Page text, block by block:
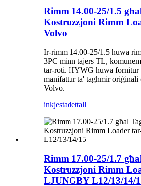
Rimm 14.00-25/1.5
Kostruzzjoni Rimm
Volvo
Ir-rimm 14.00-25/1.5 huwa
3PC minn tajers TL,
tar-roti. HYWG huwa fornitur
manifattur ta' tagħmir oriġinali
Volvo.
inkjestadettall
Rimm 17.00-25/1.7
Kostruzzjoni Rimm
LJUNGBY L12/13/14/